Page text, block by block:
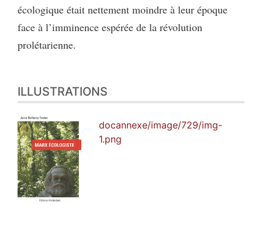
écologique était nettement moindre à leur époque
face à l’imminence espérée de la révolution
prolétarienne.
ILLUSTRATIONS
docannexe/image/729/img-
1.png